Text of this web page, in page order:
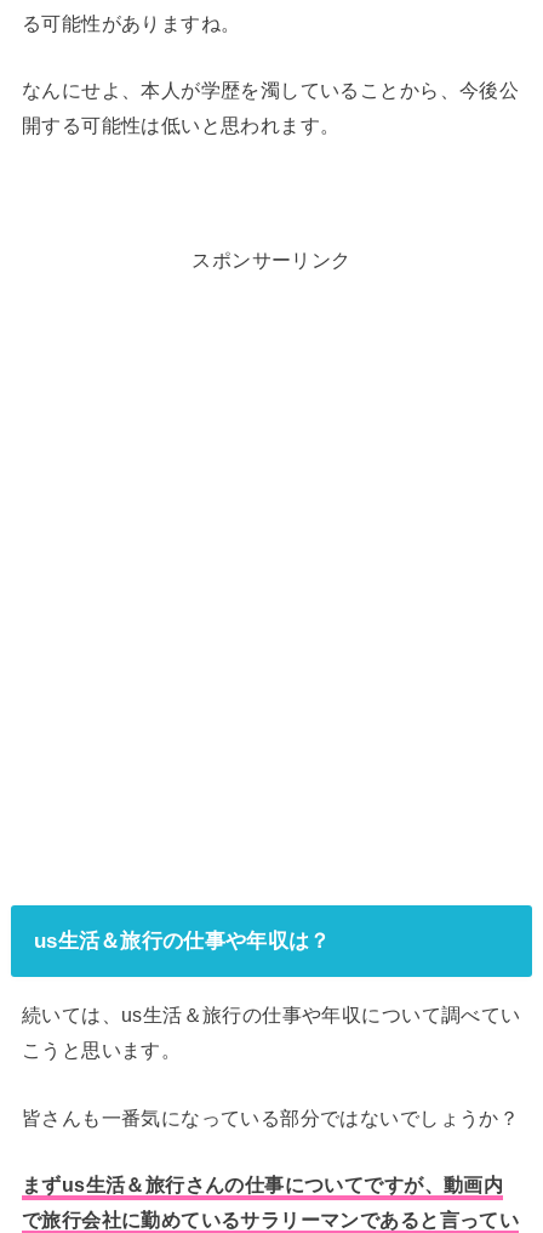
る可能性がありますね。
なんにせよ、本人が学歴を濁していることから、今後公
開する可能性は低いと思われます。
スポンサーリンク
us生活＆旅行の仕事や年収は？
続いては、us生活＆旅行の仕事や年収について調べてい
こうと思います。
皆さんも一番気になっている部分ではないでしょうか？
まずus生活＆旅行さんの仕事についてですが、動画内
で旅行会社に勤めているサラリーマンであると言ってい